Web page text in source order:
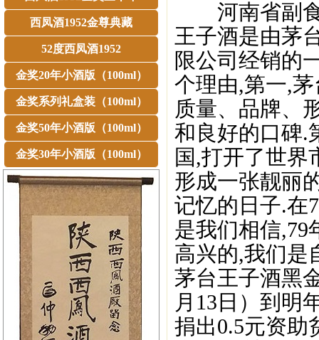
西凤酒1952金尊典藏
52度西凤酒1952
金奖20年小酒版（100ml）
金奖系列礼盒装（100ml）
金奖50年小酒版（100ml）
金奖30年小酒版（100ml）
河南省副食
王子酒是由茅
限公司经销的
个理由,第一,
质量、品牌、
和良好的口碑.
国,打开了世界
形成一张靓丽
记忆的日子.在
是我们相信,79
高兴的,我们是
茅台王子酒黑
月13日）到明
捐出0.5元资助